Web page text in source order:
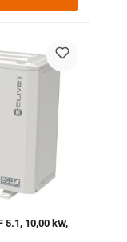
5.1, 10,00 kW,